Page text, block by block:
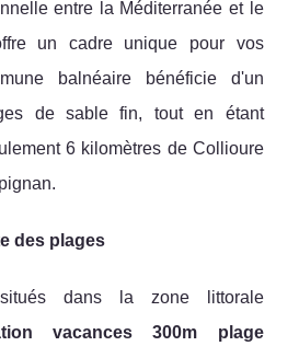
entre la Méditerranée et le
un cadre unique pour vos
balnéaire bénéficie d'un
de sable fin, tout en étant
6 kilomètres de Collioure
des plages
situés dans la zone littorale
vacances 300m plage